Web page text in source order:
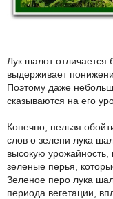
Лук шалот отличается
выдерживает
Поэтому даже
сказываются на его
Конечно, нельзя
слов о зелени лука
высокую
зеленые перья,
Зеленое перо лука
периода вегетации,